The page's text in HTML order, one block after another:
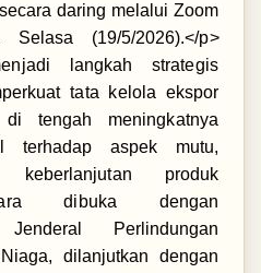
daring melalui Zoom
(19/5/2026).</p>
langkah strategis
tata kelola ekspor
tengah meningkatnya
terhadap aspek mutu,
keberlanjutan produk
dibuka dengan
Perlindungan
dilanjutkan dengan